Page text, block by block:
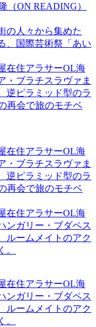
（ON READING）
の人々から集めた
、国際芸術祭「あい
在住アラサーOL海
・ブラチスラヴァま
逆ピラミッド型のラ
再会で旅のモチベ
在住アラサーOL海
・ブラチスラヴァま
逆ピラミッド型のラ
再会で旅のモチベ
在住アラサーOL海
ンガリー・ブダペス
ルームメイトのアク
。
在住アラサーOL海
ンガリー・ブダペス
ルームメイトのアク
。